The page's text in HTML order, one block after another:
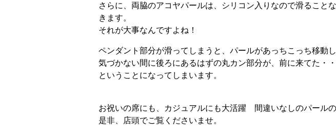
さらに、両脇のアコヤパールは、シリコン入りなので滑ること
きます。
それが大事なんですよね！
ペンダント部分が滑ってしまうと、パールがあっちこっち移動
気づかない間に後ろにあるはずの丸カン部分が、前に来てた・
ということになってしまいます。
お祝いの席にも、カジュアルにも大活躍 間違いなしのパール
是非、店頭でご覧くださいませ。